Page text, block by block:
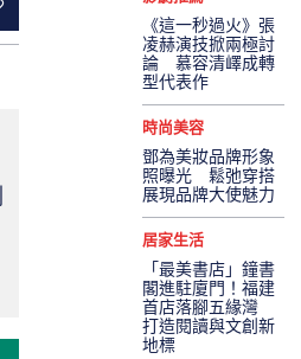
《這一秒過火》張
凌赫演技掀兩極討
論 慕容清嶧成轉
型代表作
時尚美容
鄧為美妝品牌形象
照曝光 鬆弛穿搭
展現品牌大使魅力
居家生活
「最美書店」鐘書
閣進駐廈門！福建
首店落腳五緣灣
打造閱讀與文創新
地標